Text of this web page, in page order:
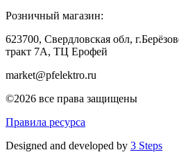
Розничный магазин:
623700, Свердловская обл,
тракт 7А, ТЦ Ерофей
market@pfelektro.ru
©2026 все права защищены
Правила ресурса
Designed and developed by 3 Steps